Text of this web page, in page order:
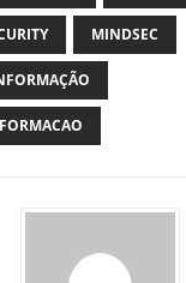
MINDSEC